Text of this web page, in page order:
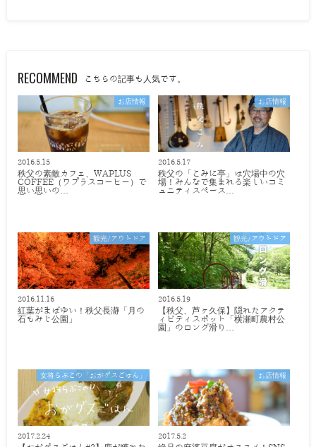
RECOMMEND こちらの記事も人気です。
お店情報
2016.5.15
秩父の素敵カフェ、WAPLUS
COFFEE（ワプラスコーヒー）で
思い思いの…
お店情報
2016.5.17
秩父の「こみに亭」は穴場中の穴
場！みんなで集まれる楽しいコミ
ュニティスペース…
観光/アウトドア
2016.11.16
紅葉がまばゆい！秩父長瀞「月の
石もみじ公園」
観光/アウトドア
2016.5.19
【秩父、芦ヶ久保】隠れたアクテ
ィビティスポット「横瀬町農村公
園」のロング滑り…
女将らぶこの「おがゲスごはん」
2017.2.24
お店情報
2017.5.2